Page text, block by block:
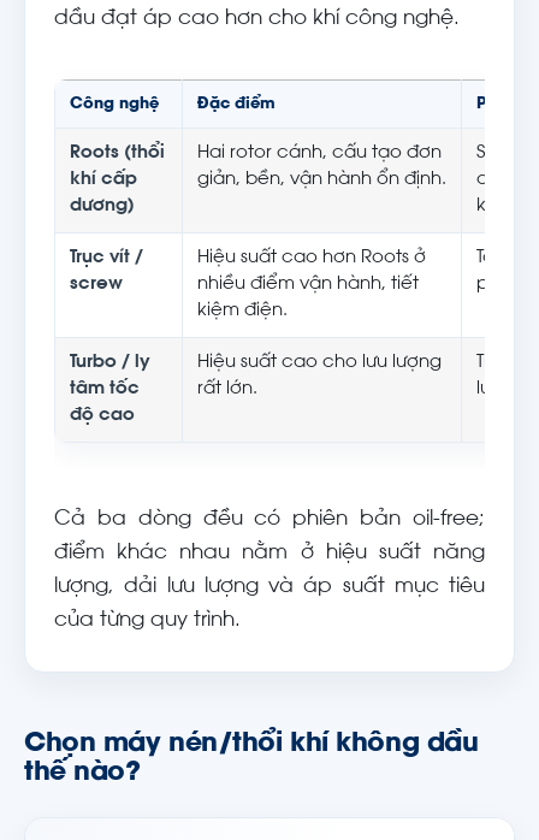
dầu đạt áp cao hơn cho khí công nghệ.
Công nghệ Đặc điểm Phù
Roots (thổi
khí cấp
dương)
Hai rotor cánh, cấu tạo đơn
giản, bền, vận hành ổn định.
Sục
không
Trục vít /
screw
Hiệu suất cao hơn Roots ở
nhiều điểm vận hành, tiết
kiệm điện.
Tải
phí
Turbo / ly
tâm tốc
độ cao
Hiệu suất cao cho lưu lượng
rất lớn.
Trạm
lưu
Cả ba dòng đều có phiên bản oil-free;
điểm khác nhau nằm ở hiệu suất năng
lượng, dải lưu lượng và áp suất mục tiêu
của từng quy trình.
Chọn máy nén/thổi khí không dầu
thế nào?